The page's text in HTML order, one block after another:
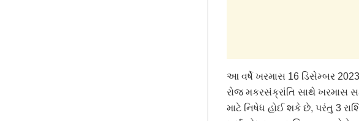
આ વર્ષે ખરમાસ 16 ડિસેમ્બર
રોજ મકરસંક્રાંતિ સાથે ખરમાસ
માટે નિષેધ હોઈ શકે છે, પરંતુ 3